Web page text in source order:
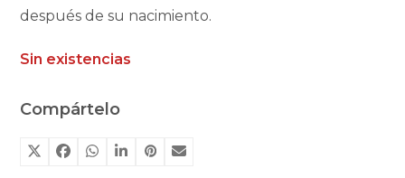
después de su nacimiento.
Sin existencias
Compártelo